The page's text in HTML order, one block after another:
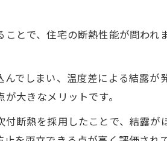
ート併用で結露リスクをさらに低
実践する吹付断熱の施工品質管理法
の結露発生リスクを減らす確認事
い気候への吹付断熱活用法
高い環境でも安心な吹付断熱の活
とで、住宅の断熱性能が問わ
でしまい、温度差による結露
大きなメリットです。
断熱を採用したことで、結露